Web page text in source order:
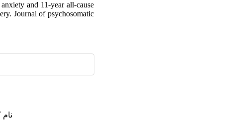
and 11-year all-cause
Journal of psychosomatic